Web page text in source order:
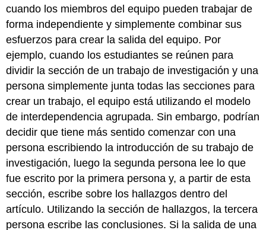
cuando los miembros del equipo pueden trabajar de
forma independiente y simplemente combinar sus
esfuerzos para crear la salida del equipo. Por
ejemplo, cuando los estudiantes se reúnen para
dividir la sección de un trabajo de investigación y una
persona simplemente junta todas las secciones para
crear un trabajo, el equipo está utilizando el modelo
de interdependencia agrupada. Sin embargo, podrían
decidir que tiene más sentido comenzar con una
persona escribiendo la introducción de su trabajo de
investigación, luego la segunda persona lee lo que
fue escrito por la primera persona y, a partir de esta
sección, escribe sobre los hallazgos dentro del
artículo. Utilizando la sección de hallazgos, la tercera
persona escribe las conclusiones. Si la salida de una